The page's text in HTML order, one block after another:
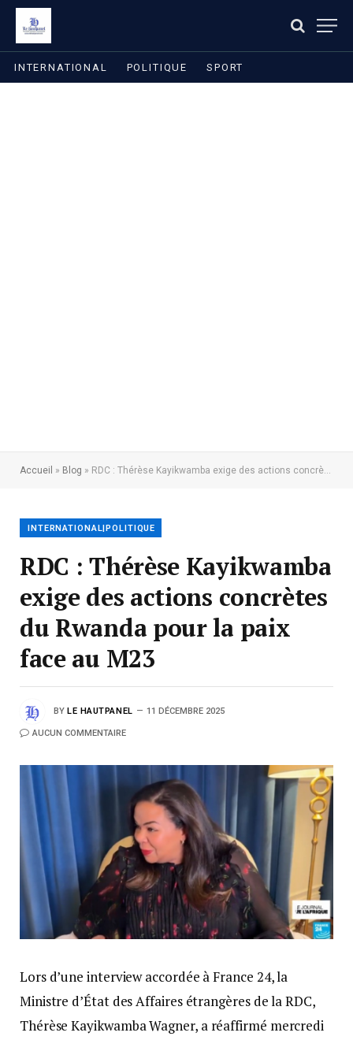
INTERNATIONAL POLITIQUE SPORT
Accueil » Blog » RDC : Thérèse Kayikwamba exige des actions concrètes du Rwanda pour la paix face au M23
INTERNATIONAL|POLITIQUE
RDC : Thérèse Kayikwamba
exige des actions concrètes
du Rwanda pour la paix
face au M23
BY LE HAUTPANEL 11 DÉCEMBRE 2025
AUCUN COMMENTAIRE
Lors d’une interview accordée à France 24, la
Ministre d’État des Affaires étrangères de la RDC,
Thérèse Kayikwamba Wagner, a réaffirmé mercredi